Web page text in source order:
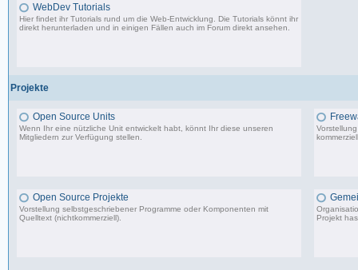
WebDev Tutorials
Hier findet ihr Tutorials rund um die Web-Entwicklung. Die Tutorials könnt ihr
direkt herunterladen und in einigen Fällen auch im Forum direkt ansehen.
Projekte
Open Source Units
Wenn Ihr eine nützliche Unit entwickelt habt, könnt Ihr diese unseren
Mitgliedern zur Verfügung stellen.
Open Source Projekte
Vorstellung selbstgeschriebener Programme oder Komponenten mit
Quelltext (nichtkommerziell).
Projekt